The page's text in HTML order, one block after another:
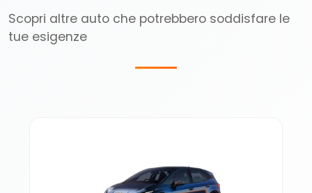
Scopri altre auto che potrebbero soddisfare le
tue esigenze